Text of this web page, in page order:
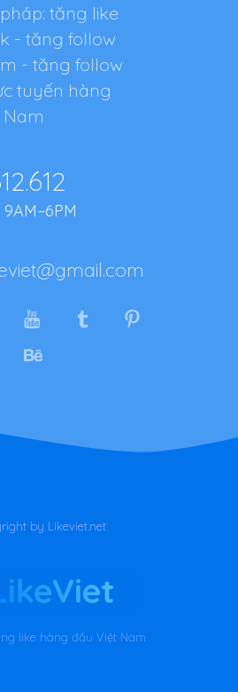
tăng like
- tăng follow
- tăng follow
tuyến hàng
Nam
by Likeviet.net
like hàng đầu Việt Nam